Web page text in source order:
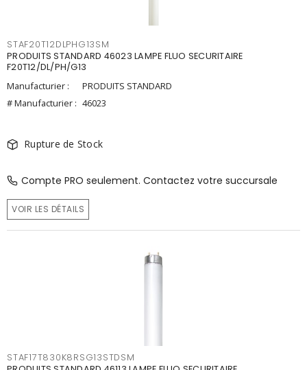
STAF20T12DLPHG13SM
PRODUITS STANDARD 46023 LAMPE FLUO SECURITAIRE
F20T12/DL/PH/G13
Manufacturier :
PRODUITS STANDARD
# Manufacturier : 46023
Rupture de Stock
Compte PRO seulement. Contactez votre succursale
VOIR LES DÉTAILS
STAF17T830K8RSG13STDSM